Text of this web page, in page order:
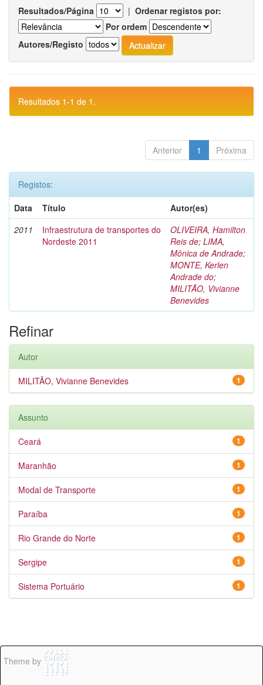
Resultados/Página | Ordenar registos por:
Por ordem
Autores/Registo
Resultados 1-1 de 1.
Anterior 1 Próxima
Registos:
Data
Título
Autor(es)
2011
Infraestrutura de transportes do
Nordeste 2011
OLIVEIRA, Hamilton
Reis de; LIMA,
Mônica de Andrade;
MONTE, Kerlen
Andrade do;
MILITÃO, Vivianne
Benevides
Refinar
Autor
1
MILITÃO, Vivianne Benevides
Assunto
1
Ceará
1
Maranhão
1
Modal de Transporte
1
Paraíba
1
Rio Grande do Norte
1
Sergipe
1
Sistema Portuário
Theme by